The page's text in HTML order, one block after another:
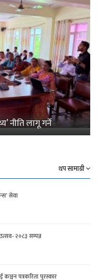
नीति लागू गर्ने
थप सामाग्री
सेवा
२०८३ सम्पन्न
पत्रकरिता पुरस्कार